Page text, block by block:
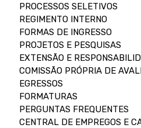
PROCESSOS SELETIVOS
REGIMENTO INTERNO
FORMAS DE INGRESSO
PROJETOS E PESQUISAS
EXTENSÃO E
COMISSÃO PRÓPRIA DE
EGRESSOS
FORMATURAS
PERGUNTAS FREQUENTES
CENTRAL DE EMPREGOS E